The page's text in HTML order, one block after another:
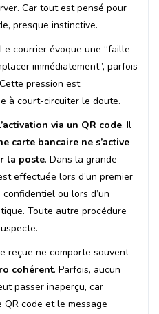
Car tout est pensé pour
presque instinctive.
courrier évoque une “faille
immédiatement”, parfois
pression est
à court-circuiter le doute.
via un QR code. Il
carte bancaire ne s’active
la poste. Dans la grande
effectuée lors d’un premier
ou lors d’un
Toute autre procédure
reçue ne comporte souvent
cohérent. Parfois, aucun
passer inaperçu, car
code et le message